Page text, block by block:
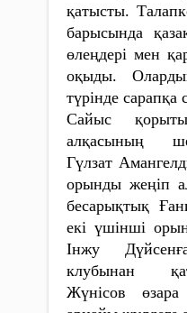
қатысты.
барысында
өлеңдері мен
оқыды.
түрінде сарапқа
Сайыс
алқасы­ның
Гүлзат
орынды жеңіп
бесарықтық
екі үшінші
Інжу
клубынан
Жүнісов өзара